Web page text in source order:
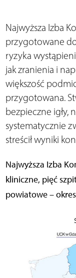
Najwyższa Izba
przygotowane
ryzyka
jak zranienia i
większość
przygotowana.
bezpieczne igły,
systematycznie
streścił wyniki
Najwyższa Izba
kliniczne, pięć
powiatowe –